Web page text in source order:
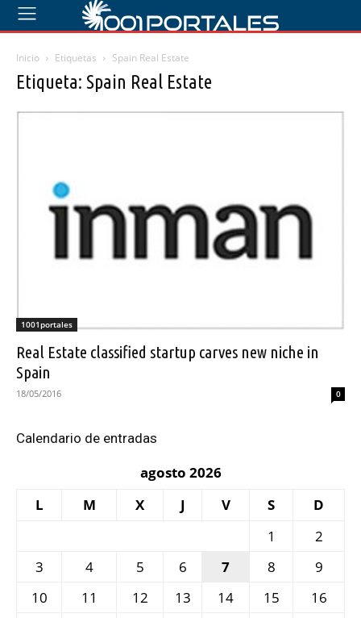
Inicio Etiquetas Spain Real Estate
Etiqueta: Spain Real Estate
1001portales
Real Estate classified startup carves new niche in
Spain
18/05/2016 0
Calendario de entradas
agosto 2026
L
M X J V S
D
1
2
3
4 5 6 7 8
9
10
11 12 13 14 15
16